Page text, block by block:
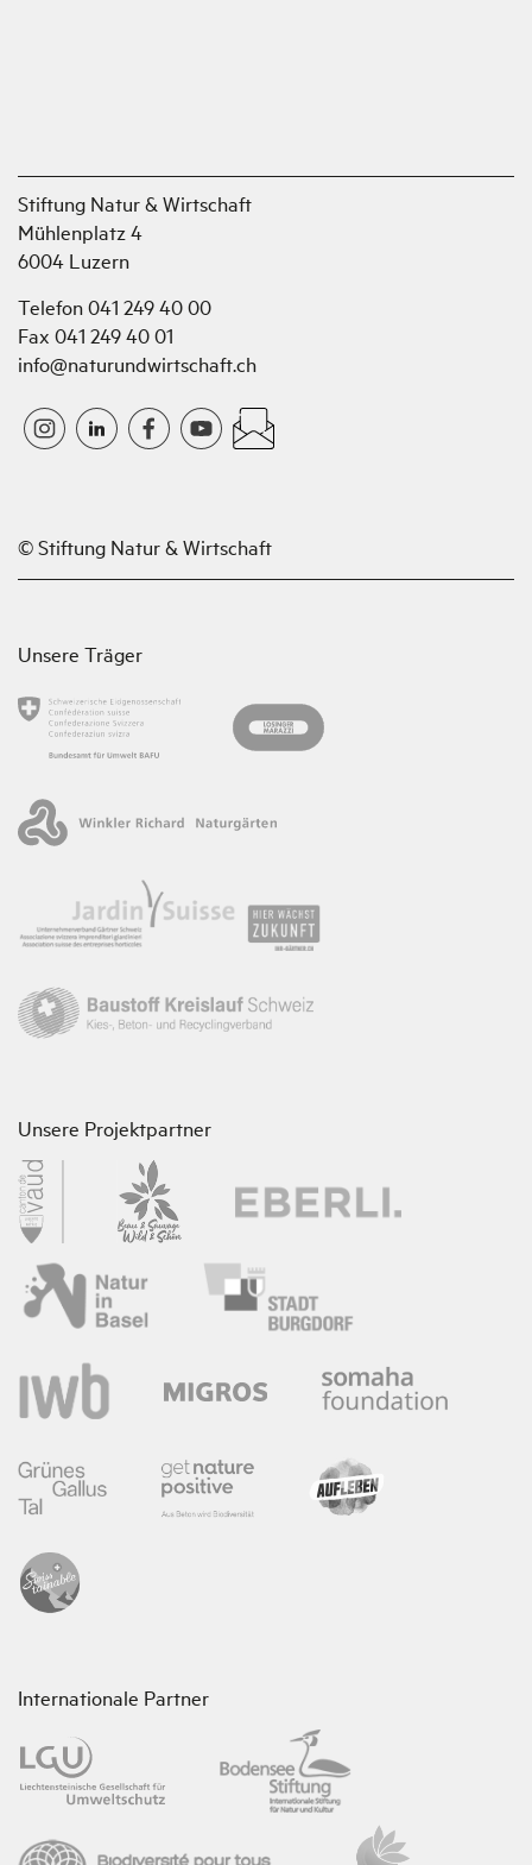
Stiftung Natur & Wirtschaft
Mühlenplatz 4
6004 Luzern
Telefon 041 249 40 00
Fax 041 249 40 01
info@naturundwirtschaft.ch
© Stiftung Natur & Wirtschaft
Unsere Träger
Unsere Projektpartner
Internationale Partner